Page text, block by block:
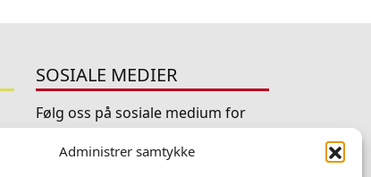
Administrer samtykke
SOSIALE MEDIER
Følg oss på sosiale medium for
nyheiter og tilbod